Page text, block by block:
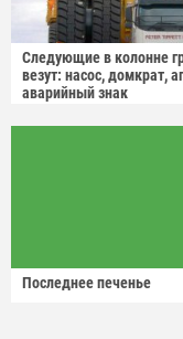
Следующие в колонне
везут: насос, домкрат,
аварийный знак
Последнее печенье